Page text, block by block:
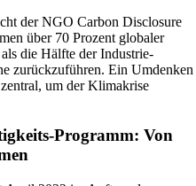
der NGO Carbon Disclosure
über 70 Prozent globaler
die Hälfte der Industrie-
zurückzuführen. Ein Umdenken
um der Klimakrise
Programm: Von